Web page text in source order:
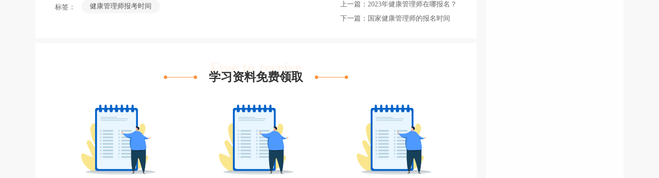
标签： 健康管理师报考时间
上一篇：2023年健康管理师在哪报名？
下一篇：国家健康管理师的报名时间
学习资料免费领取
Free to receive